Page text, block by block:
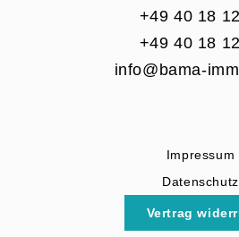
+49 40 18
+49 40 18
info@bama-
Impressum
Datenschutz
Vertrag